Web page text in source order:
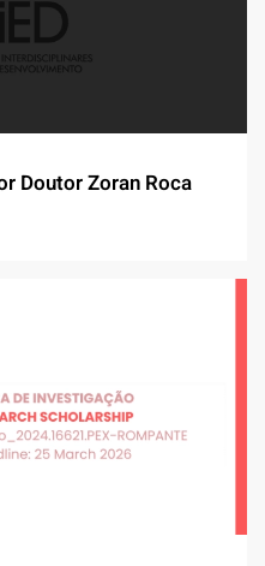
Doutor Zoran Roca